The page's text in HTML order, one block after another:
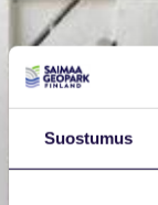
Suostumus